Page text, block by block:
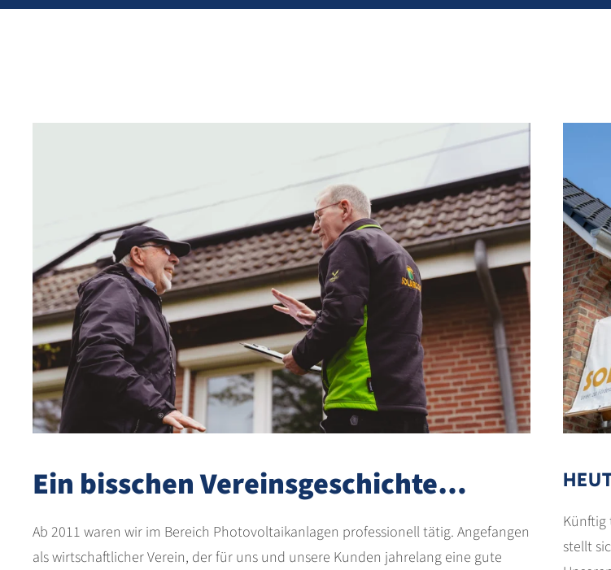
Ein bisschen Vereinsgeschichte…
Ab 2011 waren wir im Bereich Photovoltaikanlagen professionell tätig. Angefangen
als wirtschaftlicher Verein, der für uns und unsere Kunden jahrelang eine gute
Künftig
stellt